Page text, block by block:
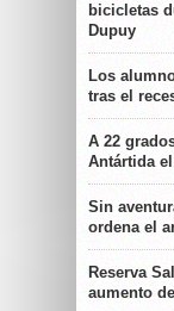
bicicletas
Dupuy
Los
tras el
A 22
Antártida
Sin
ordena el
Reserva
aumento